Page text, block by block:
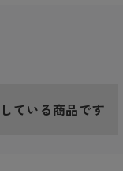
ている商品です